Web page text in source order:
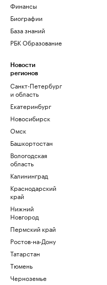
Финансы
Биографии
База знаний
РБК Образование
Новости
регионов
Санкт-Петербург
и область
Екатеринбург
Новосибирск
Омск
Башкортостан
Вологодская
область
Калининград
Краснодарский
край
Нижний
Новгород
Пермский край
Ростов-на-Дону
Татарстан
Тюмень
Черноземье